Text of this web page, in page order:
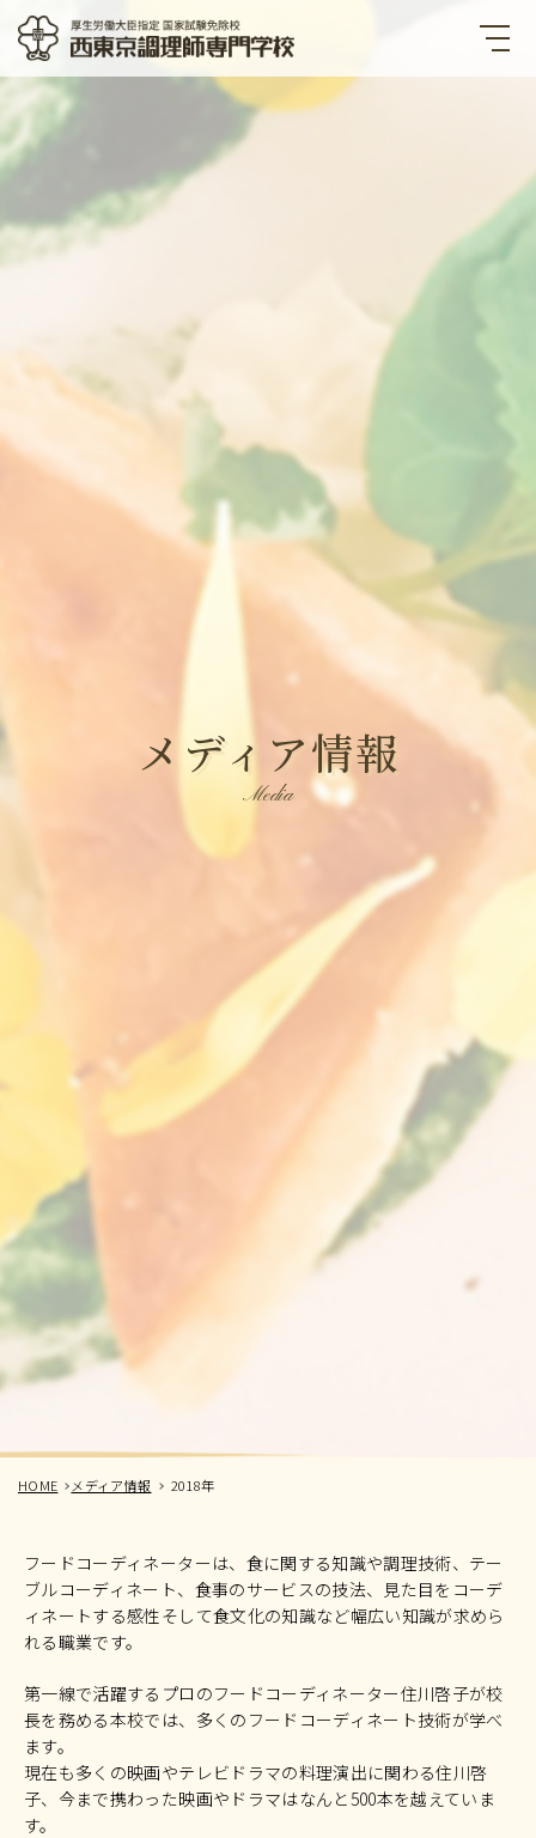
働大臣指定国家試験免除校
メディア情報
Media
HOME メディア情報 2018年
フードコーディネーターは、食に関する知識や調理技術、テー
ブルコーディネート、食事のサービスの技法、見た目をコーデ
ィネートする感性そして食文化の知識など幅広い知識が求めら
れる職業です。
第一線で活躍するプロのフードコーディネーター住川啓子が校
長を務める本校では、多くのフードコーディネート技術が学べ
ます。
現在も多くの映画やテレビドラマの料理演出に関わる住川啓
子、今まで携わった映画やドラマはなんと500本を越えていま
す。